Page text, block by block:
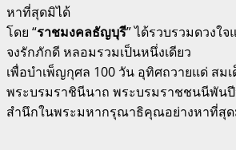
หาที่สุดมิได้
โดย “ราชมงคลธัญบุรี” ได้รวบรวมดวงใ
จงรักภักดี หลอมรวมเป็นหนึ่งเดียว
เพื่อบำเพ็ญกุศล 100 วัน อุทิศถวายแด่ สม
พระบรมราชินีนาถ พระบรมราชชนนีพันปี
สำนึกในพระมหากรุณาธิคุณอย่างหาที่สุ